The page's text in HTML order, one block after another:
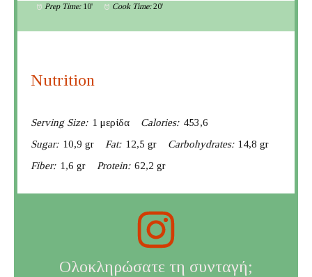
Prep Time: 10' Cook Time: 20'
Nutrition
Serving Size: 1 μερίδα Calories: 453,6
Sugar: 10,9 gr Fat: 12,5 gr Carbohydrates: 14,8 gr
Fiber: 1,6 gr Protein: 62,2 gr
Ολοκληρώσατε τη συνταγή;